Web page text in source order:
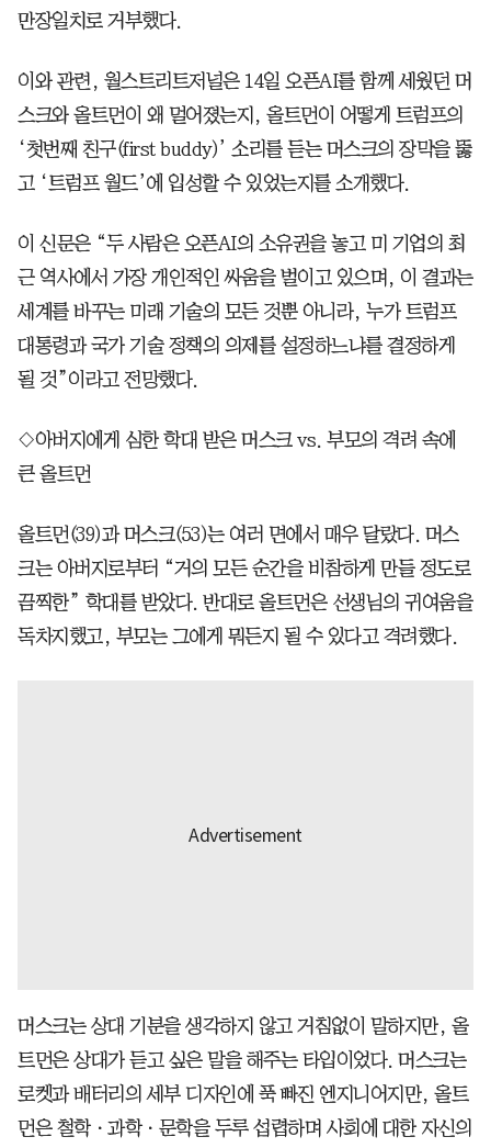
만장일치로 거부했다.
이와 관련, 월스트리트저널은 14일 오픈AI를 함께 세웠던 머
스크와 올트먼이 왜 멀어졌는지, 올트먼이 어떻게 트럼프의
‘첫번째 친구(first buddy)’ 소리를 듣는 머스크의 장막을 뚫
고 ‘트럼프 월드’에 입성할 수 있었는지를 소개했다.
이 신문은 “두 사람은 오픈AI의 소유권을 놓고 미 기업의 최
근 역사에서 가장 개인적인 싸움을 벌이고 있으며, 이 결과는
세계를 바꾸는 미래 기술의 모든 것뿐 아니라, 누가 트럼프
대통령과 국가 기술 정책의 의제를 설정하느냐를 결정하게
될 것”이라고 전망했다.
◇아버지에게 심한 학대 받은 머스크 vs. 부모의 격려 속에
큰 올트먼
올트먼(39)과 머스크(53)는 여러 면에서 매우 달랐다. 머스
크는 아버지로부터 “거의 모든 순간을 비참하게 만들 정도로
끔찍한” 학대를 받았다. 반대로 올트먼은 선생님의 귀여움을
독차지했고, 부모는 그에게 뭐든지 될 수 있다고 격려했다.
머스크는 상대 기분을 생각하지 않고 거침없이 말하지만, 올
트먼은 상대가 듣고 싶은 말을 해주는 타입이었다. 머스크는
로켓과 배터리의 세부 디자인에 푹 빠진 엔지니어지만, 올트
먼은 철학ㆍ과학ㆍ문학을 두루 섭렵하며 사회에 대한 자신의